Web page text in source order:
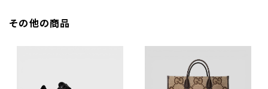
その他の商品